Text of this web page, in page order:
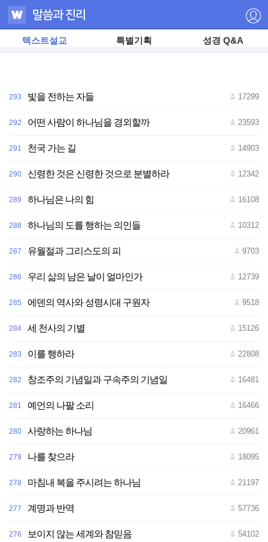
텍스트설교 특별기획 성경 Q&A
작
ⓒ
님
회
전
재
금
지
293 빛을 전하는 자들 17299
292 어떤 사람이 하나님을 경외할까 23593
291 천국 가는 길 14903
290 신령한 것은 신령한 것으로 분별하라 12342
289 하나님은 나의 힘 16108
288 하나님의 도를 행하는 의인들 10312
287 유월절과 그리스도의 피 9703
286 우리 삶의 남은 날이 얼마인가 12739
285 에덴의 역사와 성령시대 구원자 9518
284 세 천사의 기별 15126
283 이를 행하라 22808
282 창조주의 기념일과 구속주의 기념일 16481
281 예언의 나팔 소리 16466
280 사랑하는 하나님 20961
279 나를 찾으라 18095
278 마침내 복을 주시려는 하나님 21197
277 계명과 반역 57736
276 보이지 않는 세계와 참믿음 54102